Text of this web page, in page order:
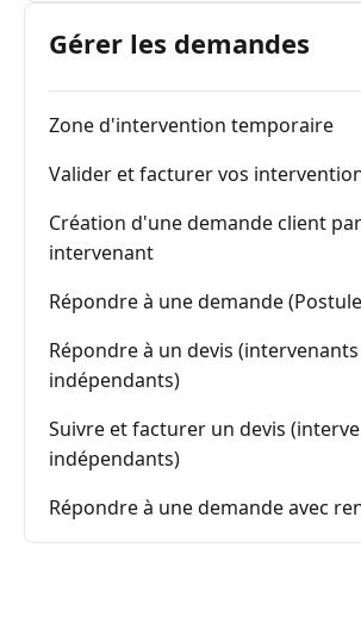
Gérer les demandes
Zone d'intervention temporaire
Valider et facturer vos
Création d'une demande client
intervenant
Répondre à une demande
Répondre à un devis (intervenants
indépendants)
Suivre et facturer un devis
indépendants)
Répondre à une demande avec